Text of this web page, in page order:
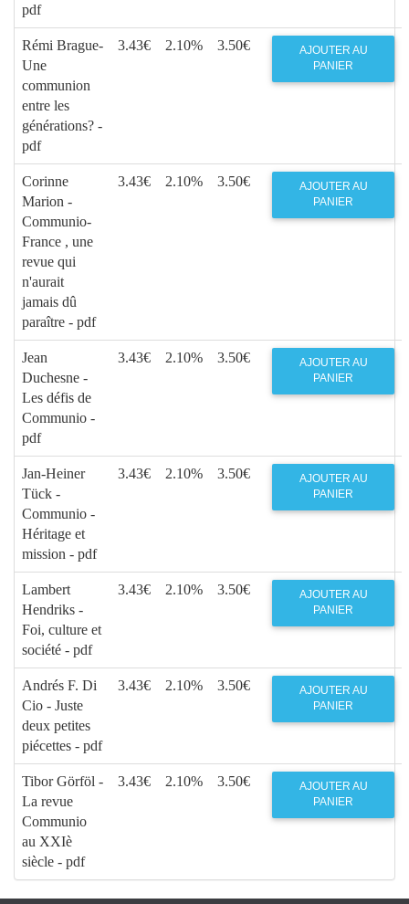
pdf
Rémi Brague-
Une
communion
entre les
générations? -
pdf
3.43€ 2.10% 3.50€
AJOUTER AU
PANIER
Corinne
Marion -
Communio-
France , une
revue qui
n'aurait
jamais dû
paraître - pdf
3.43€ 2.10% 3.50€
AJOUTER AU
PANIER
Jean
Duchesne -
Les défis de
Communio -
pdf
3.43€ 2.10% 3.50€
AJOUTER AU
PANIER
Jan-Heiner
Tück -
Communio -
Héritage et
mission - pdf
3.43€ 2.10% 3.50€
AJOUTER AU
PANIER
Lambert
Hendriks -
Foi, culture et
société - pdf
3.43€ 2.10% 3.50€
AJOUTER AU
PANIER
Andrés F. Di
Cio - Juste
deux petites
piécettes - pdf
3.43€ 2.10% 3.50€
AJOUTER AU
PANIER
Tibor Görföl -
La revue
Communio
au XXIè
siècle - pdf
3.43€ 2.10% 3.50€
AJOUTER AU
PANIER